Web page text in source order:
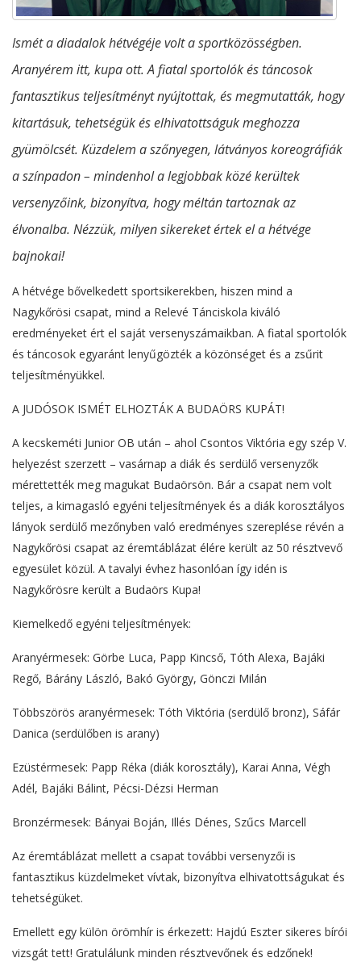
Ismét a diadalok hétvégéje volt a sportközösségben.
Aranyérem itt, kupa ott. A fiatal sportolók és táncosok
fantasztikus teljesítményt nyújtottak, és megmutatták, hogy
kitartásuk, tehetségük és elhivatottságuk meghozza
gyümölcsét. Küzdelem a szőnyegen, látványos koreográfiák
a színpadon – mindenhol a legjobbak közé kerültek
versenyzőink, bizonyítva, hogy méltán tartoznak az
élvonalba. Nézzük, milyen sikereket értek el a hétvége
bajnokai!
A hétvége bővelkedett sportsikerekben, hiszen mind a
Nagykőrösi csapat, mind a Relevé Tánciskola kiváló
eredményeket ért el saját versenyszámaikban. A fiatal sportolók
és táncosok egyaránt lenyűgözték a közönséget és a zsűrit
teljesítményükkel.
A JUDÓSOK ISMÉT ELHOZTÁK A BUDAÖRS KUPÁT!
A kecskeméti Junior OB után – ahol Csontos Viktória egy szép V.
helyezést szerzett – vasárnap a diák és serdülő versenyzők
mérettették meg magukat Budaörsön. Bár a csapat nem volt
teljes, a kimagasló egyéni teljesítmények és a diák korosztályos
lányok serdülő mezőnyben való eredményes szereplése révén a
Nagykőrösi csapat az éremtáblázat élére került az 50 résztvevő
egyesület közül. A tavalyi évhez hasonlóan így idén is
Nagykőrösre került a Budaörs Kupa!
Kiemelkedő egyéni teljesítmények:
Aranyérmesek: Görbe Luca, Papp Kincső, Tóth Alexa, Bajáki
Regő, Bárány László, Bakó György, Gönczi Milán
Többszörös aranyérmesek: Tóth Viktória (serdülő bronz), Sáfár
Danica (serdülőben is arany)
Ezüstérmesek: Papp Réka (diák korosztály), Karai Anna, Végh
Adél, Bajáki Bálint, Pécsi-Dézsi Herman
Bronzérmesek: Bányai Boján, Illés Dénes, Szűcs Marcell
Az éremtáblázat mellett a csapat további versenyzői is
fantasztikus küzdelmeket vívtak, bizonyítva elhivatottságukat és
tehetségüket.
Emellett egy külön örömhír is érkezett: Hajdú Eszter sikeres bírói
vizsgát tett! Gratulálunk minden résztvevőnek és edzőnek!